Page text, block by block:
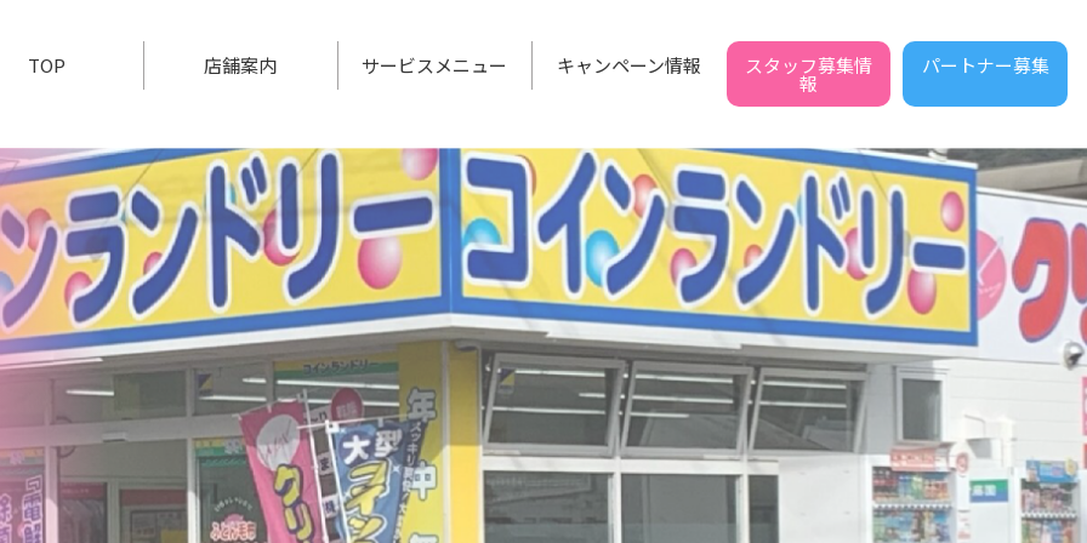
TOP 店舗案内 サービスメニュー キャンペーン情報 スタッフ募集情
報
パートナー募集